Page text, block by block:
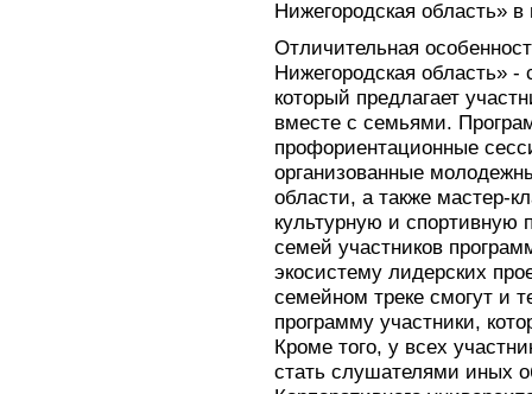
Нижегородская область»
Отличительная
Нижегородская область»
который предлагает
вместе с семьями.
профориентационные
организованные
области, а также мастер-
культурную и
семей участников
экосистему лидерских
семейном треке смогут и
программу участники,
Кроме того, у всех
стать слушателями иных